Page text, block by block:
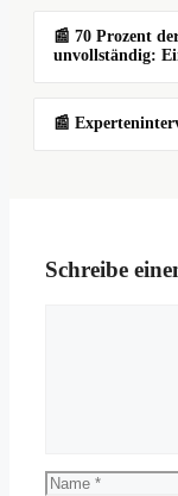
📰 70 Prozent
unvollständig:
📰
Schreibe
Name